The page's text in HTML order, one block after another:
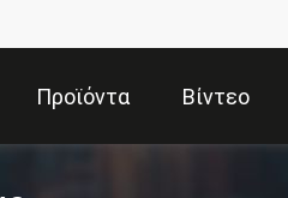
Προϊόντα Βίντεο